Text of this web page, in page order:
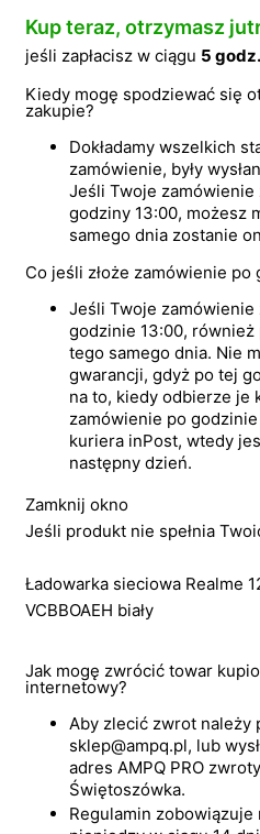
Kup teraz, otrzymasz
jeśli zapłacisz w ciągu 5
Kiedy mogę spodziewać się
zakupie?
Dokładamy wszelkich
zamówienie, były
Jeśli Twoje zamówienie
godziny 13:00, możesz
samego dnia zostanie
Co jeśli złoże zamówienie po
Jeśli Twoje zamówienie
godzinie 13:00, również
tego samego dnia. Nie
gwarancji, gdyż po tej
na to, kiedy odbierze je
zamówienie po
kuriera inPost, wtedy
następny dzień.
Zamknij okno
Jeśli produkt nie spełnia
Ładowarka sieciowa Realme
VCBBOAEH biały
Jak mogę zwrócić towar
internetowy?
Aby zlecić zwrot należy
sklep@ampq.pl, lub
adres AMPQ PRO
Świętoszówka.
Regulamin